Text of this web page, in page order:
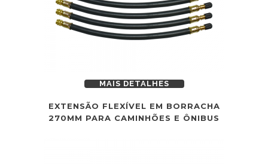
MAIS DETALHES
EXTENSÃO FLEXÍVEL EM BORRACHA
270MM PARA CAMINHÕES E ÔNIBUS